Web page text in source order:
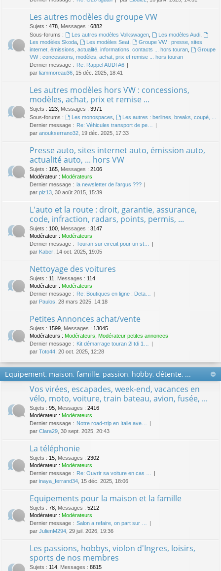
Les autres modèles du groupe VW
Sujets : 478 Messages : 6882
Sous-forums :
Les autres modèles Volkswagen, Les modèles Audi,
Les modèles Skoda
Les modèles Seat,
Groupe VW : presse, sites
internet, émissions, actualité, informations, contacts ... hors touran
Groupe
VW : concessions, modèles, achat, prix et remise ... hors touran
Dernier message :
Re: Rappel AUDI A6
par liammoreau36 , 15 déc. 2025, 18:41
Les autres modèles hors VW : concessions,
modèles, achat, prix et remise ...
Sujets : 223 Messages : 3971
Sous-forums :
Les monospaces
Les autres : berlines, breaks, coupé, ...
Dernier message :
Re: Véhicules transport de pe…
par anoukserrano32 , 19 déc. 2025, 17:33
Presse auto, sites internet auto, émission auto,
actualité auto, ... hors VW
Sujets : 165 Messages : 2106
Modérateur : Modérateurs
Dernier message :
la newsletter de l'argus ???
par plz13 , 30 août 2015, 15:39
L'auto et la route : droit, garantie, assurance,
code, infraction, radars, points, permis, ...
Sujets : 100 Messages : 3147
Modérateur : Modérateurs
Dernier message : Touran sur circuit pour un st…
par Kaber , 14 oct. 2025, 19:05
Nettoyage des voitures
Sujets : 11 Messages : 114
Modérateur : Modérateurs
Dernier message :
Re: Boutiques en ligne : Deta…
par Paulos , 28 mars 2025, 14:18
Petites Annonces achat/vente
Sujets : 1599 Messages : 13045
Modérateurs : Modérateurs
Modérateur petites annonces
Dernier message :
Kit démarrage touran 2l tdi 1…
par Toto44 , 20 oct. 2025, 12:28
Equipement, maison, famille, passion, hobby, détente, ...
Vos virées, escapades, week-end, vacances en
vélo, moto, voiture, train bateau, avion, fusée, ...
Sujets : 95 Messages : 2416
Modérateur : Modérateurs
Dernier message : Notre road-trip en Italie ave…
par Clara29 , 30 sept. 2025, 20:43
La téléphonie
Sujets : 15 Messages : 2302
Modérateur : Modérateurs
Dernier message :
Re: Ouvrir sa voiture en cas …
par inaya_ferrand34 , 15 déc. 2025, 18:06
Equipements pour la maison et la famille
Sujets : 78 Messages : 5212
Modérateur : Modérateurs
Dernier message : Salon a refaire, on part sur …
par JulienM294 , 29 juil. 2026, 19:36
Les passions, hobbys, violon d'Ingres, loisirs,
sports de nos membres
Sujets : 114 Messages : 8815